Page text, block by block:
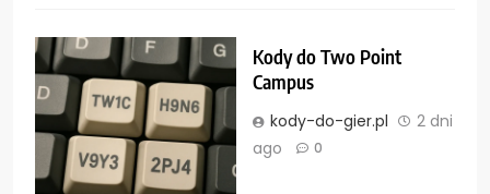
Kody do Two Point
Campus
kody-do-gier.pl
2 dni
ago
0